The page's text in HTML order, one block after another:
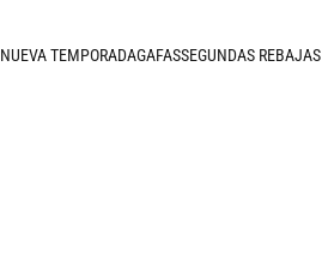
NUEVA TEMPORADAGAFASSEGUNDAS REBAJAS